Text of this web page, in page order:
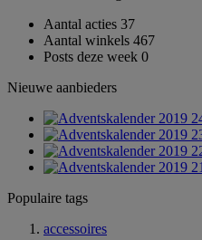
Aantal acties 37
Aantal winkels 467
Posts deze week 0
Nieuwe aanbieders
Populaire tags
accessoires